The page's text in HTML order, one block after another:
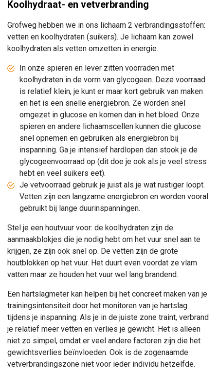
Koolhydraat- en vetverbranding
Grofweg hebben we in ons lichaam 2 verbrandingsstoffen:
vetten en koolhydraten (suikers). Je lichaam kan zowel
koolhydraten als vetten omzetten in energie.
In onze spieren en lever zitten voorraden met
koolhydraten in de vorm van glycogeen. Deze voorraad
is relatief klein, je kunt er maar kort gebruik van maken
en het is een snelle energiebron. Ze worden snel
omgezet in glucose en komen dan in het bloed. Onze
spieren en andere lichaamscellen kunnen die glucose
snel opnemen en gebruiken als energiebron bij
inspanning. Ga je intensief hardlopen dan stook je de
glycogeenvoorraad op (dit doe je ook als je veel stress
hebt en veel suikers eet).
Je vetvoorraad gebruik je juist als je wat rustiger loopt.
Vetten zijn een langzame energiebron en worden vooral
gebruikt bij lange duurinspanningen.
Stel je een houtvuur voor: de koolhydraten zijn de
aanmaakblokjes die je nodig hebt om het vuur snel aan te
krijgen, ze zijn ook snel op. De vetten zijn de grote
houtblokken op het vuur. Het duurt even voordat ze vlam
vatten maar ze houden het vuur wel lang brandend.
Een hartslagmeter kan helpen bij het concreet maken van je
trainingsintensiteit door het monitoren van je hartslag
tijdens je inspanning. Als je in de juiste zone traint, verbrand
je relatief meer vetten en verlies je gewicht. Het is alleen
niet zo simpel, omdat er veel andere factoren zijn die het
gewichtsverlies beïnvloeden. Ook is de zogenaamde
vetverbrandingszone niet voor ieder individu hetzelfde.